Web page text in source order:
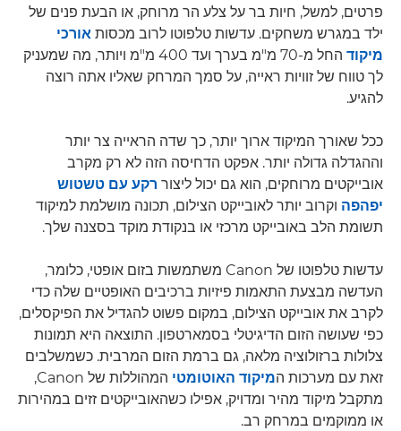
פרטים, למשל, חיות בר על צלע הר מרוחק, או הבעת פנים של
ילד במגרש משחקים. עדשות טלפוטו לרוב מכסות אורכי
מיקוד
החל מ-70 מ"מ בערך ועד 400 מ"מ ויותר, מה שמעניק
לך טווח של זוויות ראייה, על סמך המרחק שאליו אתה רוצה
להגיע.
ככל שאורך המיקוד ארוך יותר, כך שדה הראייה צר יותר
וההגדלה גדולה יותר. אפקט הדחיסה הזה לא רק מקרב
אובייקטים מרוחקים, הוא גם יכול ליצור רקע עם טשטוש
יפהפה וקרוב יותר לאובייקט הצילום, תכונה מושלמת למיקוד
תשומת הלב באובייקט מרכזי או בנקודת מוקד בסצנה שלך.
עדשות טלפוטו של Canon משתמשות בזום אופטי, כלומר,
העדשה מבצעת התאמות פיזיות ברכיבים האופטיים שלה כדי
לקרב את אובייקט הצילום, במקום פשוט להגדיל את הפיקסלים,
כפי שעושה הזום הדיגיטלי בסמארטפון. התוצאה היא תמונות
צלולות ברזולוציה מלאה, גם ברמת הזום המרבית. כשמשלבים
זאת עם מערכות המיקוד האוטומטי
המהוללות של Canon,
מתקבל מיקוד מהיר ומדויק, אפילו כשהאובייקטים זזים במהירות
או ממוקמים במרחק רב.